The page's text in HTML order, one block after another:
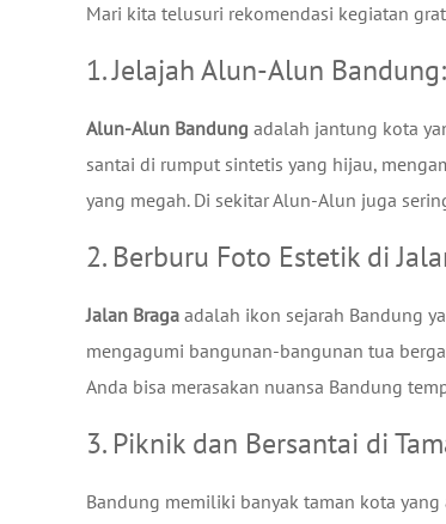
Mari kita telusuri rekomendasi kegiatan
1. Jelajah Alun-Alun
Alun-Alun Bandung adalah jantung kota
santai di rumput sintetis yang hijau,
yang megah. Di sekitar Alun-Alun juga
2. Berburu Foto Estetik di
Jalan Braga adalah ikon sejarah Bandung
mengagumi bangunan-bangunan tua
Anda bisa merasakan nuansa Bandung
3. Piknik dan Bersantai di
Bandung memiliki banyak taman kota